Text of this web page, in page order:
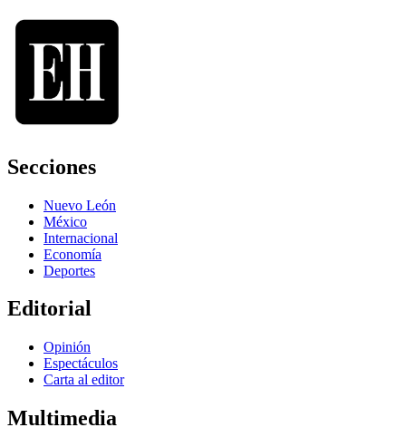
Secciones
Nuevo León
México
Internacional
Economía
Deportes
Editorial
Opinión
Espectáculos
Carta al editor
Multimedia